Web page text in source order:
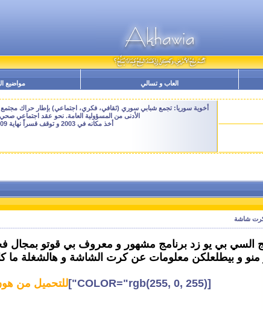
العاب و تسالي مواضيع
أخوية سوريا: تجمع شبابي سوري (ثقافي، فكري، اجتماعي) بإطار حراك مجتمع
الأدنى من المسؤولية العامة. نحو عقد اجتماعي
أخذ مكانه في 2003 و توقف قسراً نهاية 2009 - النسخة الحالية هنا هي ارشيفية للتصفح فقط
السي بي يو زد برنامج مشهور و معروف بي قوتو
منو و بيطلعلكن معلومات عن كرت الشاشة و هالشغلة ما
[COLOR="rgb(255, 0, 255)"] للتحميل من